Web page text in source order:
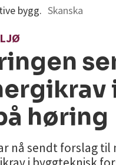
bygg. Skanska
høring
nå sendt forslag til